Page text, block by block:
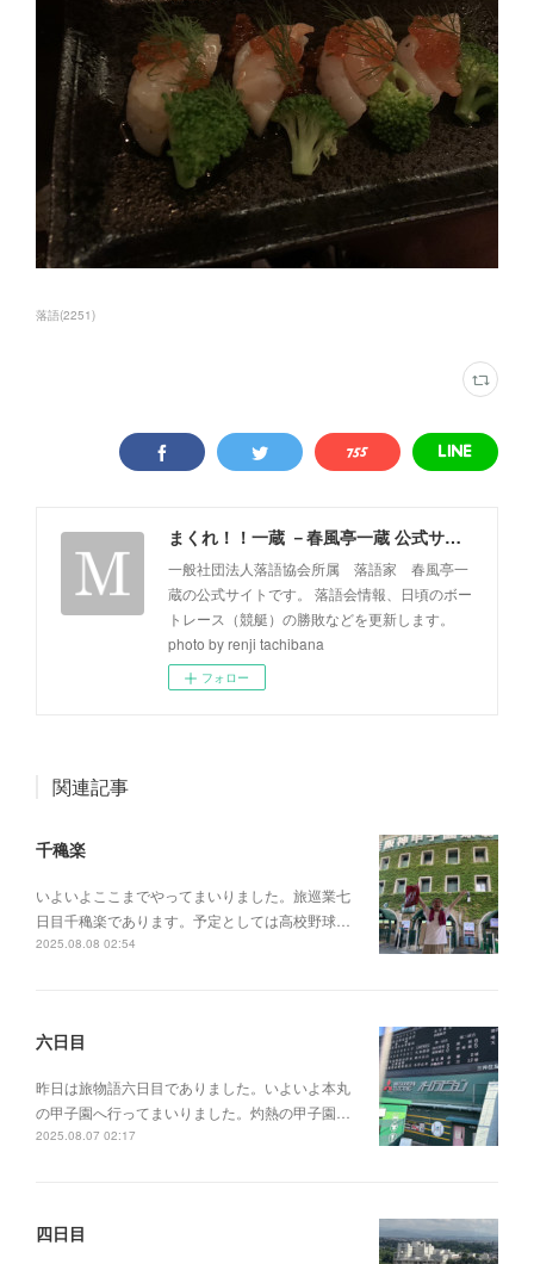
落語(2251)
まくれ！！一蔵 －春風亭一蔵 公式サイト－
一般社団法人落語協会所属 落語家 春風亭一
蔵の公式サイトです。 落語会情報、日頃のボー
トレース（競艇）の勝敗などを更新します。
photo by renji tachibana
フォロー
関連記事
千穐楽
いよいよここまでやってまいりました。旅巡業七
日目千穐楽であります。予定としては高校野球…
2025.08.08 02:54
六日目
昨日は旅物語六日目でありました。いよいよ本丸
の甲子園へ行ってまいりました。灼熱の甲子園…
2025.08.07 02:17
四日目